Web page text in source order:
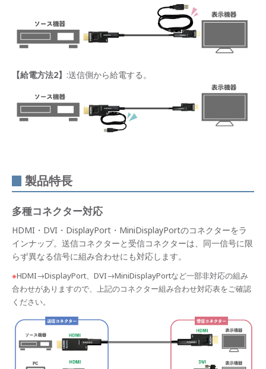
【給電方法2】 :送信側から給電する。
製品特長
多種コネクター対応
HDMI・DVI・DisplayPort・MiniDisplayPortのコネクターをラ
インナップ。送信コネクターと受信コネクターは、同一信号に限
らず異なる信号に組み合わせにも対応します。
※HDMI→DisplayPort、DVI→MiniDisplayPortなど一部非対応の組み
合わせがありますので、上記のコネクター組み合わせ対応表をご確認
ください。
ンナ
わせ
接続